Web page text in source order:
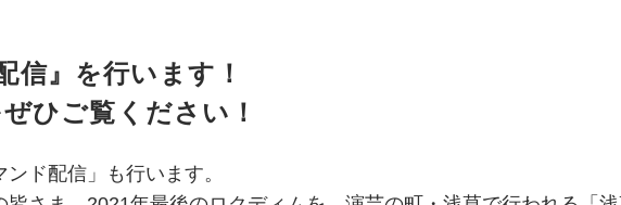
信』を行います！
ひご覧ください！
ド配信」も行います。